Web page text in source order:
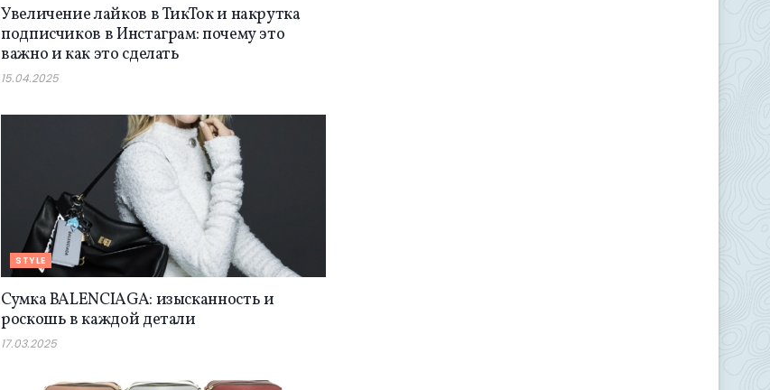
Увеличение лайков в ТикТок и накрутка
подписчиков в Инстаграм: почему это
важно и как это сделать
15.04.2025
STYLE
Сумка BALENCIAGA: изысканность и
роскошь в каждой детали
17.03.2025